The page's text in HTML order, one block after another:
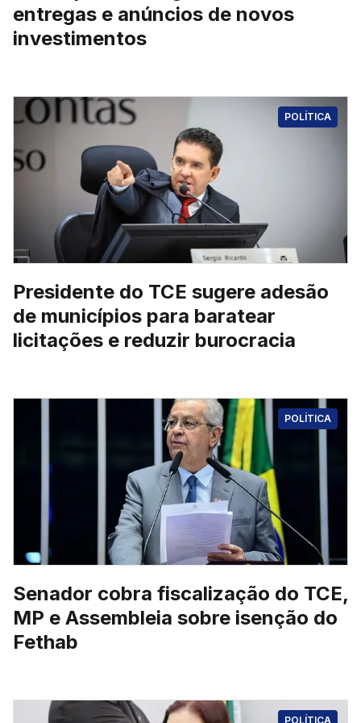
entregas e anúncios de novos
investimentos
POLÍTICA
Presidente do TCE sugere adesão
de municípios para baratear
licitações e reduzir burocracia
POLÍTICA
Senador cobra fiscalização do TCE,
MP e Assembleia sobre isenção do
Fethab
POLÍTICA